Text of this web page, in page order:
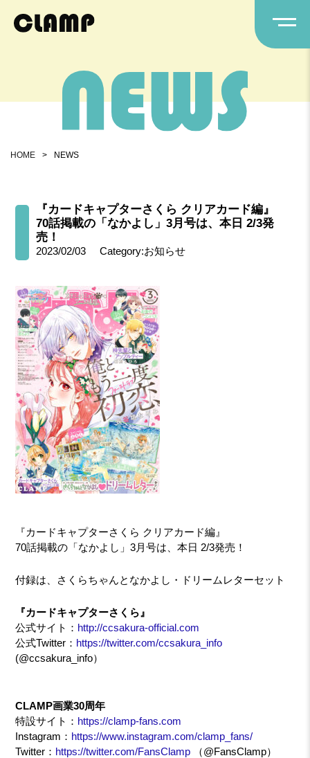
HOME > NEWS
『カードキャプターさくら クリアカード編』
70話掲載の「なかよし」3月号は、本日 2/3発
売！
2023/02/03 Category:お知らせ
『カードキャプターさくら クリアカード編』
70話掲載の「なかよし」3月号は、本日 2/3発売！
付録は、さくらちゃんとなかよし・ドリームレターセット
『カードキャプターさくら』
公式サイト： http://ccsakura-official.com
公式Twitter： https://twitter.com/ccsakura_info
(@ccsakura_info）
CLAMP画業30周年
特設サイト： https://clamp-fans.com
Instagram： https://www.instagram.com/clamp_fans/
Twitter： https://twitter.com/FansClamp （@FansClamp）